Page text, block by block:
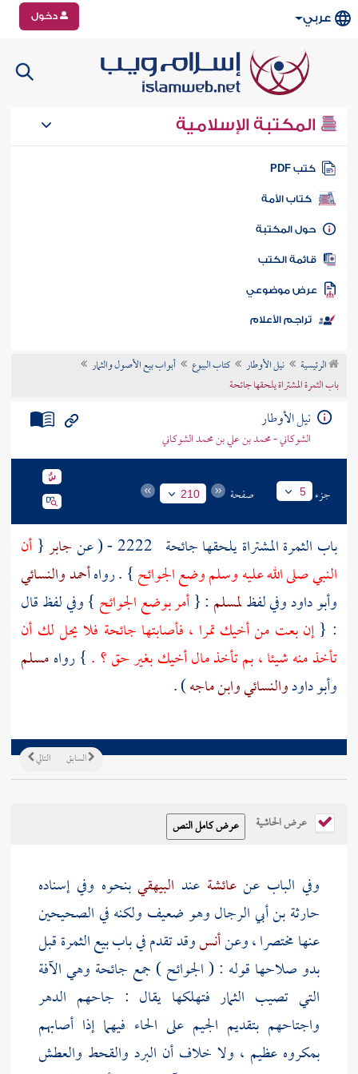
عربي دخول
المكتبة الإسلامية
كتب PDF
كتاب الأمة
المكتبة
الكتب
موضوعي
تراجم الأعلام
الرئيسية نيل الأوطار كتاب البيوع
أبواب بيع الأصول والثمار
باب الثمرة المشتراة يلحقها جائحة
نيل الأوطار
الشوكاني - محمد بن علي بن محمد الشوكاني
جزء 5 صفحة 210
باب الثمرة المشتراة يلحقها جائحة جابر{ أن
النبي صلى الله عليه وسلم وضع الجوائح} . رواهأحمدوالنسائي
وأبو داودوفي لفظلمسلم : {أمر بوضع الجوائح } وفي لفظ قال
: {إن بعت من أخيك تمرا ، فأصابتها جائحة فلا يحل لك أن
تأخذ منه شيئا ، بم تأخذ مال أخيك بغير حق ؟ . } رواهمسلم
وأبو داودوالنسائيوابن ماجه) .
التالي السابق
عرض الحاشية
وفي الباب عنعائشة عند البيهقيبنحوه وفي إسناده
حارثة بن أبي الرجالوهو ضعيف ولكنه في الصحيحين
عنها مختصرا ، وعنأنسوقد تقدم في باب بيع الثمرة قبل
بدو صلاحها قوله : ( الجوائح ) جمع جائحة وهي الآفة
التي تصيب الثمار فتهلكها يقال : جاحهم الدهر
واجتاحهم بتقديم الجيم على الحاء فيهما إذا أصابهم
بمكروه عظيم ، ولا خلاف أن البرد والقحط والعطش